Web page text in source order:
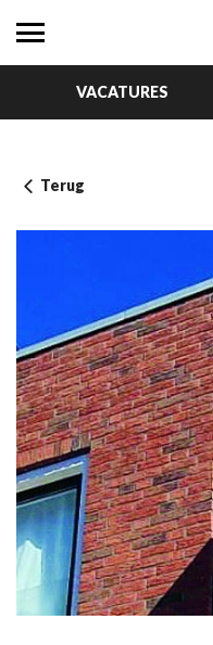
VACATURES
Terug